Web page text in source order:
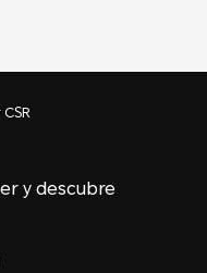
CSR
y descubre